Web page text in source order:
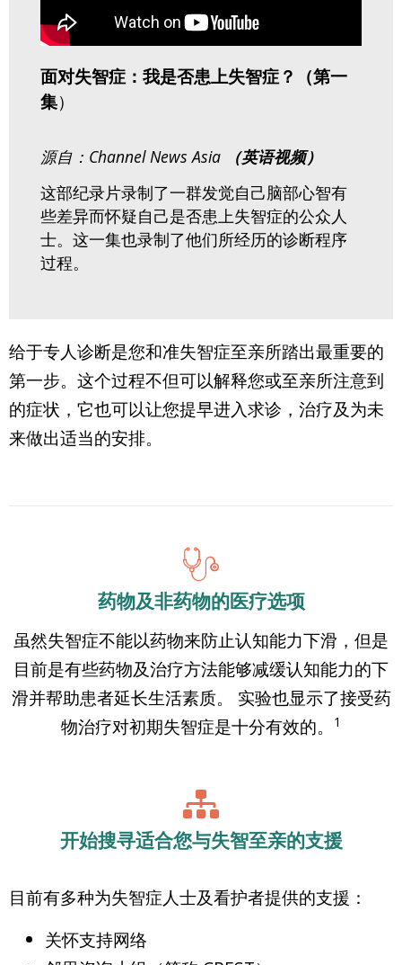
面对失智症：我是否患上失智症？（第一
集）
源自：Channel News Asia
（英语视频）
这部纪录片录制了一群发觉自己脑部心智有
些差异而怀疑自己是否患上失智症的公众人
士。这一集也录制了他们所经历的诊断程序
过程。
给于专人诊断是您和准失智症至亲所踏出最重要的
第一步。这个过程不但可以解释您或至亲所注意到
的症状，它也可以让您提早进入求诊，治疗及为未
来做出适当的安排。
药物及非药物的医疗选项
虽然失智症不能以药物来防止认知能力下滑，但是
目前是有些药物及治疗方法能够减缓认知能力的下
滑并帮助患者延长生活素质。 实验也显示了接受药
物治疗对初期失智症是十分有效的。
1
开始搜寻适合您与失智至亲的支援
目前有多种为失智症人士及看护者提供的支援：
关怀支持网络